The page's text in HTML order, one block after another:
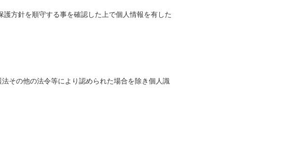
方針を順守する事を確認した上で個人情報を有した
その他の法令等により認められた場合を除き個人識